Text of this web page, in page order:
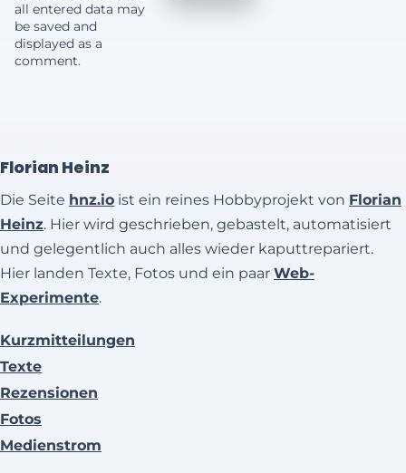
all entered data may
be saved and
displayed as a
comment.
Florian Heinz
Die Seite hnz.io ist ein reines Hobbyprojekt von Florian
Heinz. Hier wird geschrieben, gebastelt, automatisiert
und gelegentlich auch alles wieder kaputtrepariert.
Hier landen Texte, Fotos und ein paar Web-
Experimente.
Kurzmitteilungen
Texte
Rezensionen
Fotos
Medienstrom